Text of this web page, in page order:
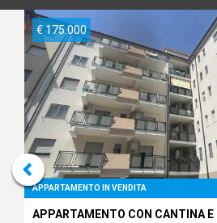
€ 175.000
APPARTAMENTO IN VENDITA
APPARTAMENTO CON CANTINA E